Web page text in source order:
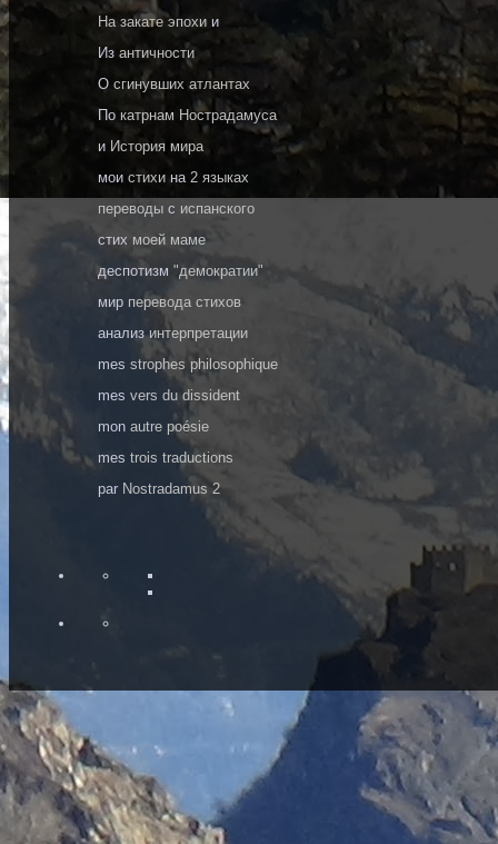
На закате эпохи и
Из античности
О сгинувших атлантах
По катрнам Нострадамуса
и История мира
мои стихи на 2 языках
переводы с испанского
стих моей маме
деспотизм "демократии"
мир перевода стихов
анализинтерпретации
mes strophes philosophique
mes vers du dissident
mon autre poésie
mes trois traductions
par Nostradamus 2